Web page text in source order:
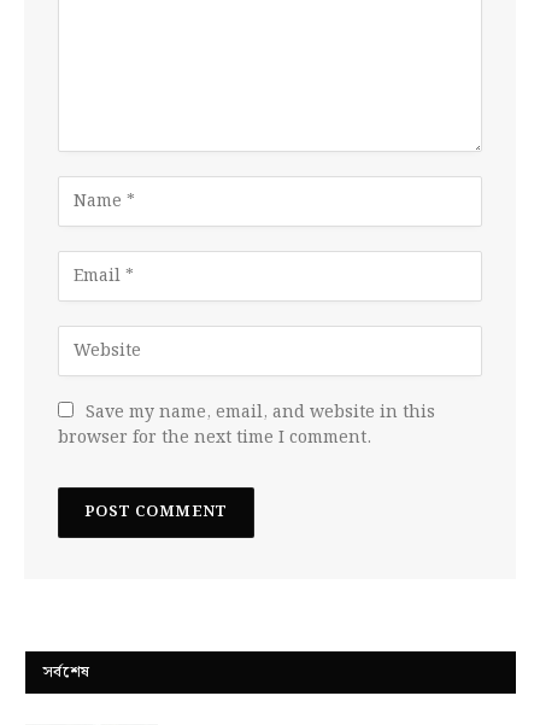
Save my name, email, and website in this
browser for the next time I comment.
সর্বশেষ